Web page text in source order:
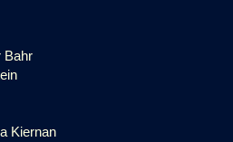
Bahr
Kiernan